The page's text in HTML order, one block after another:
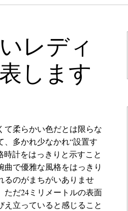
レディ
します
て柔らかい色だとは限らな
多かれ少なかれ“設置す
計をはっきりと示すこと
で優雅な風格をはっきり
るのがまちがいありませ
ただ24ミリメートルの表面
立っていると感じること